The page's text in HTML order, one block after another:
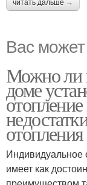
читать дальше →
Вас
Можно ли
доме
отопления
Индивидуальное
имеет как